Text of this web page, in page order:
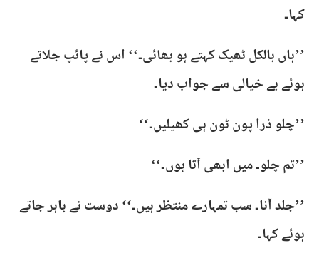
کہا۔
’’ہاں بالکل ٹھیک کہتے ہو بھائی۔‘‘ اس نے پائپ جلاتے
ہوئے بے خیالی سے جواب دیا۔
’’چلو ذرا پون ٹون ہی کھیلیں۔‘‘
’’تم چلو۔ میں ابھی آتا ہوں۔‘‘
’’جلد آنا۔ سب تمہارے منتظر ہیں۔‘‘ دوست نے باہر جاتے
ہوئے کہا۔